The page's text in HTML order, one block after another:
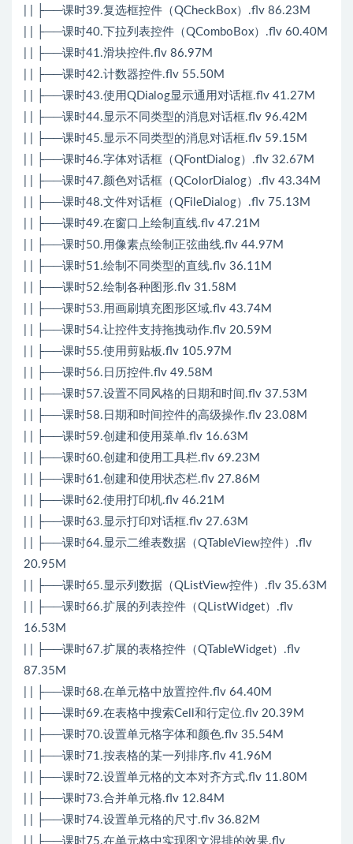
| | ├──课时39.复选框控件（QCheckBox）.flv 86.23M
| | ├──课时40.下拉列表控件（QComboBox）.flv 60.40M
| | ├──课时41.滑块控件.flv 86.97M
| | ├──课时42.计数器控件.flv 55.50M
| | ├──课时43.使用QDialog显示通用对话框.flv 41.27M
| | ├──课时44.显示不同类型的消息对话框.flv 96.42M
| | ├──课时45.显示不同类型的消息对话框.flv 59.15M
| | ├──课时46.字体对话框（QFontDialog）.flv 32.67M
| | ├──课时47.颜色对话框（QColorDialog）.flv 43.34M
| | ├──课时48.文件对话框（QFileDialog）.flv 75.13M
| | ├──课时49.在窗口上绘制直线.flv 47.21M
| | ├──课时50.用像素点绘制正弦曲线.flv 44.97M
| | ├──课时51.绘制不同类型的直线.flv 36.11M
| | ├──课时52.绘制各种图形.flv 31.58M
| | ├──课时53.用画刷填充图形区域.flv 43.74M
| | ├──课时54.让控件支持拖拽动作.flv 20.59M
| | ├──课时55.使用剪贴板.flv 105.97M
| | ├──课时56.日历控件.flv 49.58M
| | ├──课时57.设置不同风格的日期和时间.flv 37.53M
| | ├──课时58.日期和时间控件的高级操作.flv 23.08M
| | ├──课时59.创建和使用菜单.flv 16.63M
| | ├──课时60.创建和使用工具栏.flv 69.23M
| | ├──课时61.创建和使用状态栏.flv 27.86M
| | ├──课时62.使用打印机.flv 46.21M
| | ├──课时63.显示打印对话框.flv 27.63M
| | ├──课时64.显示二维表数据（QTableView控件）.flv
20.95M
| | ├──课时65.显示列数据（QListView控件）.flv 35.63M
| | ├──课时66.扩展的列表控件（QListWidget）.flv
16.53M
| | ├──课时67.扩展的表格控件（QTableWidget）.flv
87.35M
| | ├──课时68.在单元格中放置控件.flv 64.40M
| | ├──课时69.在表格中搜索Cell和行定位.flv 20.39M
| | ├──课时70.设置单元格字体和颜色.flv 35.54M
| | ├──课时71.按表格的某一列排序.flv 41.96M
| | ├──课时72.设置单元格的文本对齐方式.flv 11.80M
| | ├──课时73.合并单元格.flv 12.84M
| | ├──课时74.设置单元格的尺寸.flv 36.82M
| | ├──课时75.在单元格中实现图文混排的效果.flv